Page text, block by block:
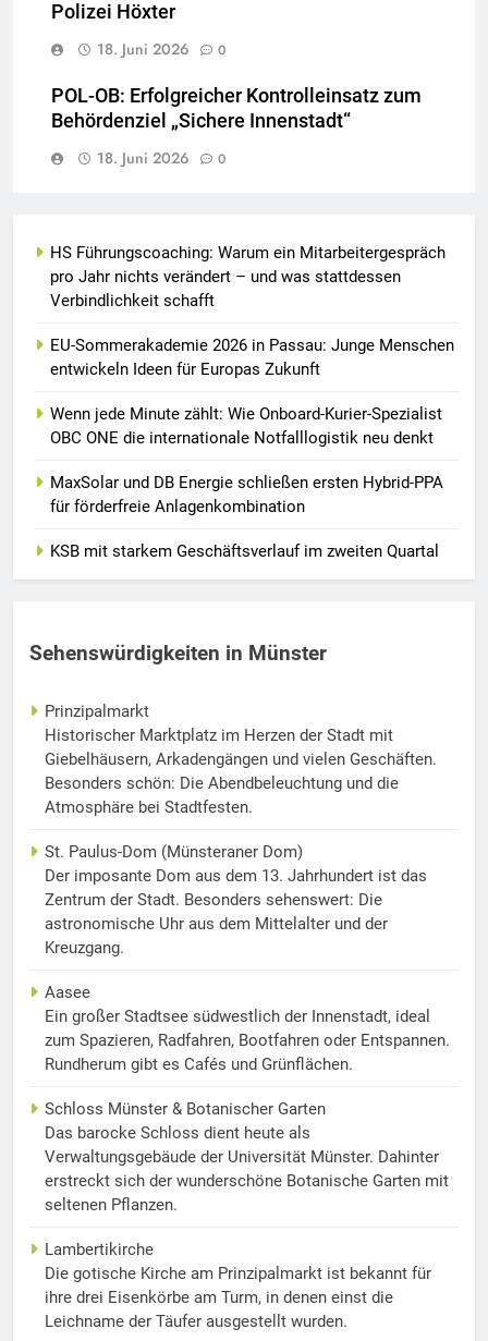
Polizei Höxter
18. Juni 2026
0
POL-OB: Erfolgreicher Kontrolleinsatz zum
Behördenziel „Sichere Innenstadt“
18. Juni 2026
0
HS Führungscoaching: Warum ein Mitarbeitergespräch
pro Jahr nichts verändert – und was stattdessen
Verbindlichkeit schafft
EU-Sommerakademie 2026 in Passau: Junge Menschen
entwickeln Ideen für Europas Zukunft
Wenn jede Minute zählt: Wie Onboard-Kurier-Spezialist
OBC ONE die internationale Notfalllogistik neu denkt
MaxSolar und DB Energie schließen ersten Hybrid-PPA
für förderfreie Anlagenkombination
KSB mit starkem Geschäftsverlauf im zweiten Quartal
Sehenswürdigkeiten in Münster
Prinzipalmarkt
Historischer Marktplatz im Herzen der Stadt mit
Giebelhäusern, Arkadengängen und vielen Geschäften.
Besonders schön: Die Abendbeleuchtung und die
Atmosphäre bei Stadtfesten.
St. Paulus-Dom (Münsteraner Dom)
Der imposante Dom aus dem 13. Jahrhundert ist das
Zentrum der Stadt. Besonders sehenswert: Die
astronomische Uhr aus dem Mittelalter und der
Kreuzgang.
Aasee
Ein großer Stadtsee südwestlich der Innenstadt, ideal
zum Spazieren, Radfahren, Bootfahren oder Entspannen.
Rundherum gibt es Cafés und Grünflächen.
Schloss Münster & Botanischer Garten
Das barocke Schloss dient heute als
Verwaltungsgebäude der Universität Münster. Dahinter
erstreckt sich der wunderschöne Botanische Garten mit
seltenen Pflanzen.
Lambertikirche
Die gotische Kirche am Prinzipalmarkt ist bekannt für
ihre drei Eisenkörbe am Turm, in denen einst die
Leichname der Täufer ausgestellt wurden.